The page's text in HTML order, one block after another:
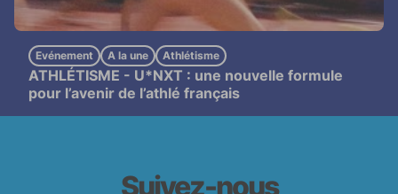
ATHLÉTISME - U*NXT : une nouvelle formule
pour l’avenir de l’athlé français
Evénement A la une Athlétisme
Suivez-nous